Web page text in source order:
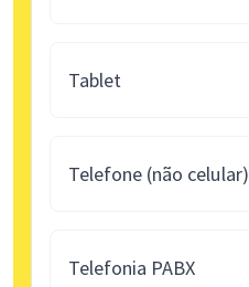
Tablet
Telefone (não celular)
Telefonia PABX